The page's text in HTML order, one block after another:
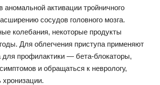
аномальной активации тройничного
сосудов головного мозга.
колебания, некоторые продукты
Для облегчения приступа применяют
для профилактики — бета-блокаторы,
и обращаться к неврологу,